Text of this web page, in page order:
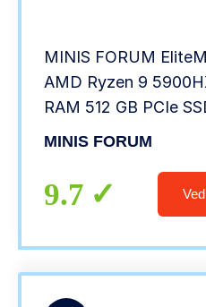
MINIS FORUM
AMD Ryzen 9
RAM 512 GB PCIe
inch HDD, 2X HDMI /
Line out, 2X Mic
MINIS FORUM
9.7